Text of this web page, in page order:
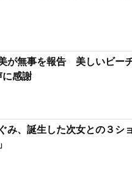
が無事を報告 美しいビー
感謝
み、誕生した次女との３シ